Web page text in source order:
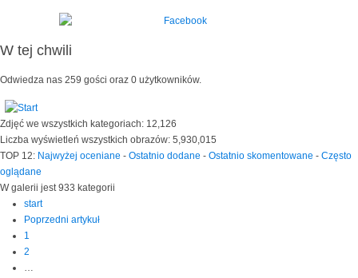
W tej chwili
Odwiedza nas 259 gości oraz 0 użytkowników.
Zdjęć we wszystkich kategoriach: 12,126
Liczba wyświetleń wszystkich obrazów: 5,930,015
TOP 12: Najwyżej oceniane - Ostatnio dodane - Ostatnio skomentowane - Często
oglądane
W galerii jest 933 kategorii
start
Poprzedni artykuł
1
2
…